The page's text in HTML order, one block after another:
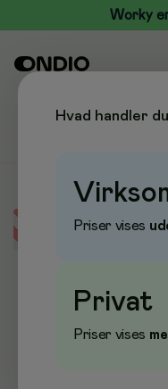
Worky
Error loading data
Hvad handler
Priser vises
Privat
Priser vises